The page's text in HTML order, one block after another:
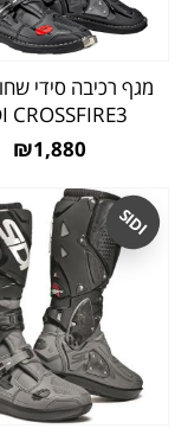
מגף רכיבה סידי
CROSSFIRE3
₪1,880
SIDI